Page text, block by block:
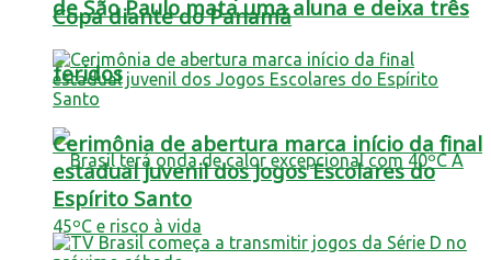
de São Paulo mata uma aluna e deixa três
feridos
Copa diante do Panamá
Cerimônia de abertura marca início da final
estadual juvenil dos Jogos Escolares do
Espírito Santo